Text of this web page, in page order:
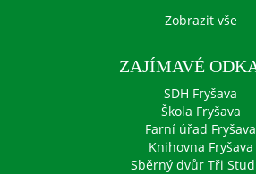
Zobrazit vše
ZAJÍMAVÉ
SDH Fryšava
Škola Fryšava
Farní úřad Fryšava
Knihovna Fryšava
Sběrný dvůr Tři